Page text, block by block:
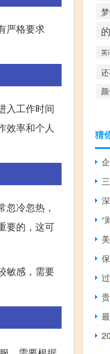
严格要求
入工作时间
效率和个人
冷忽热，
要的，这可
敏感，需要
英
猜
“